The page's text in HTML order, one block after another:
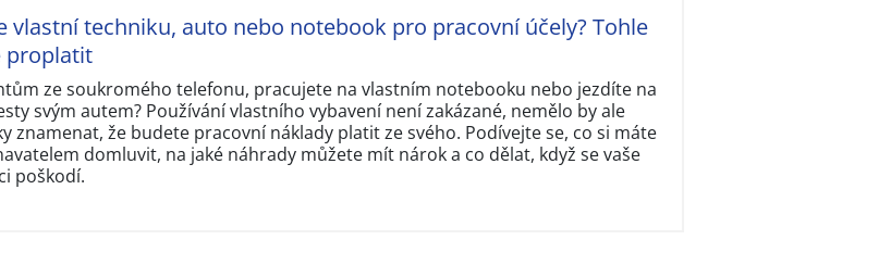
vlastní techniku, auto nebo notebook pro pracovní účely? Tohle
proplatit
ze soukromého telefonu, pracujete na vlastním notebooku nebo jezdíte na
svým autem? Používání vlastního vybavení není zakázané, nemělo by ale
znamenat, že budete pracovní náklady platit ze svého. Podívejte se, co si máte
domluvit, na jaké náhrady můžete mít nárok a co dělat, když se vaše
poškodí.